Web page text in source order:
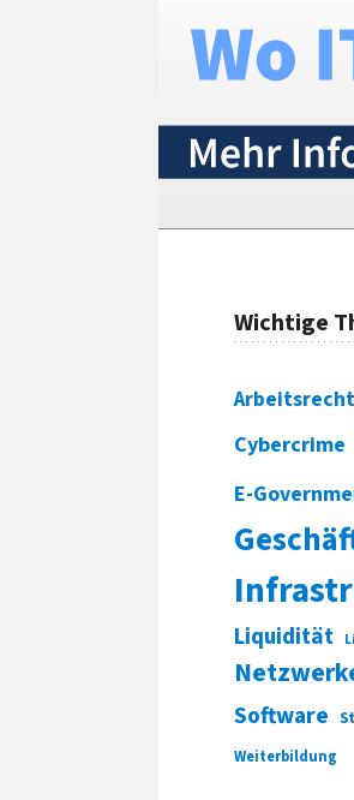
Wichtige
Arbeitsrecht
Cybercrime
E-
Liquidität
Software
Weiterbildung